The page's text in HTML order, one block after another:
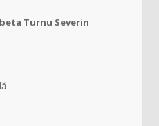
Turnu Severin